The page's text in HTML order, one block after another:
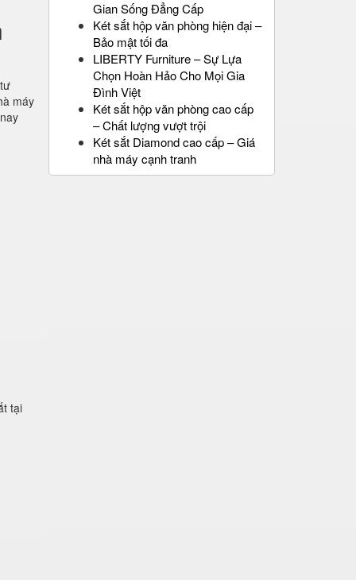
máy
tại
Gian Sống Đẳng Cấp
Két sắt hộp văn phòng hiện đại –
Bảo mật tối đa
LIBERTY Furniture – Sự Lựa
Chọn Hoàn Hảo Cho Mọi Gia
Đình Việt
Két sắt hộp văn phòng cao cấp
– Chất lượng vượt trội
Két sắt Diamond cao cấp – Giá
nhà máy cạnh tranh